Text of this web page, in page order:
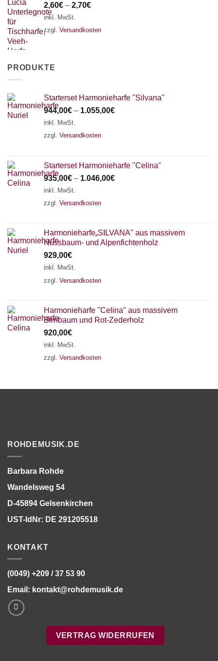
2,60€ – 2,70€
inkl. MwSt.
zzgl. Versandkosten
PRODUKTE
Starterset Harmonieharfe "Silvana"
944,00€ – 1.055,00€
inkl. MwSt.
zzgl. Versandkosten
Starterset Harmonieharfe "Celina"
935,00€ – 1.046,00€
inkl. MwSt.
zzgl. Versandkosten
Harmonieharfe„SILVANA" aus massivem
Nussbaum- und Alpenfichtenholz
929,00€
inkl. MwSt.
zzgl. Versandkosten
Harmonieharfe "Celina" aus massivem
Birnbaum und Rot-Zederholz
920,00€
inkl. MwSt.
zzgl. Versandkosten
ROHDEMUSIK.DE
Barbara Rohde
Wandelsweg 54
D-45894 Gelsenkirchen
UST-IdNr: DE 291205518
KONTAKT
(0049) +209 / 37 53 90
Email: kontakt@rohdemusik.de
VERTRAG WIDERRUFEN